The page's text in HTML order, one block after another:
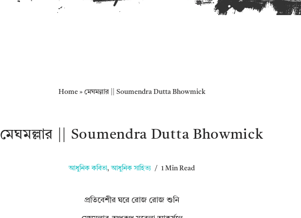
Home» মেঘমল্লার || Soumendra Dutta Bhowmick
মেঘমল্লার || Soumendra Dutta Bhowmick
আধুনিক কবিতা,আধুনিক সাহিত্য 1 Min Read
প্রতিবেশীর ঘরে রোজ রোজ শুনি